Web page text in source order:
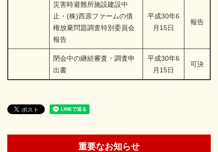
災害時避難所施設建設中
止・(株)西原ファームの債
権放棄問題調査特別委員会
報告
平成30年6
月15日
報告
閉会中の継続審査・調査申
出書
平成30年6
月15日
可決
重要なお知らせ